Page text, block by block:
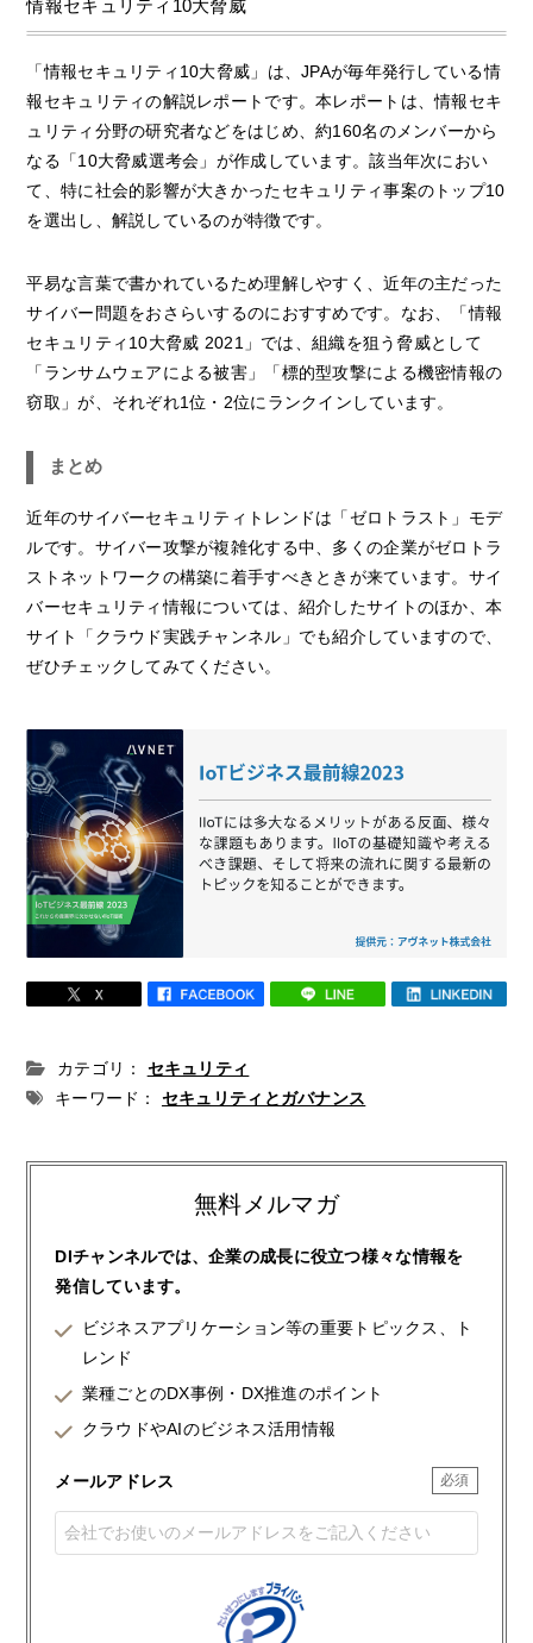
情報セキュリティ10大脅威
「情報セキュリティ10大脅威」は、JPAが毎年発行している情
報セキュリティの解説レポートです。本レポートは、情報セキ
ュリティ分野の研究者などをはじめ、約160名のメンバーから
なる「10大脅威選考会」が作成しています。該当年次におい
て、特に社会的影響が大きかったセキュリティ事案のトップ10
を選出し、解説しているのが特徴です。
平易な言葉で書かれているため理解しやすく、近年の主だった
サイバー問題をおさらいするのにおすすめです。なお、「情報
セキュリティ10大脅威 2021」では、組織を狙う脅威として
「ランサムウェアによる被害」「標的型攻撃による機密情報の
窃取」が、それぞれ1位・2位にランクインしています。
まとめ
近年のサイバーセキュリティトレンドは「ゼロトラスト」モデ
ルです。サイバー攻撃が複雑化する中、多くの企業がゼロトラ
ストネットワークの構築に着手すべきときが来ています。サイ
バーセキュリティ情報については、紹介したサイトのほか、本
サイト「クラウド実践チャンネル」でも紹介していますので、
ぜひチェックしてみてください。
カテゴリ：
セキュリティ
キーワード：
セキュリティとガバナンス
無料メルマガ
DIチャンネルでは、企業の成長に役立つ様々な情報を
発信しています。
ビジネスアプリケーション等の重要トピックス、ト
レンド
業種ごとのDX事例・DX推進のポイント
クラウドやAIのビジネス活用情報
メールアドレス